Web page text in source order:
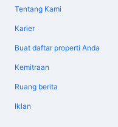
Tentang Kami
Karier
Buat daftar properti Anda
Kemitraan
Ruang berita
Iklan